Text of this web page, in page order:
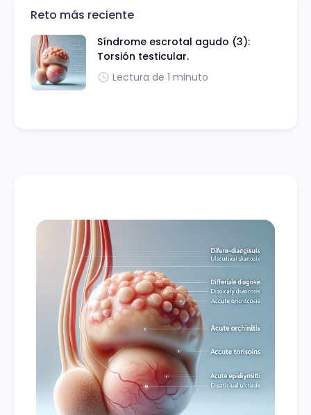
Reto más reciente
Síndrome escrotal agudo (3):
Torsión testicular.
Lectura de 1 minuto